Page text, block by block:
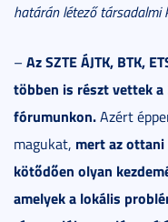
határán létező társadalmi
– Az SZTE ÁJTK, BTK,
többen is részt vettek
fórumunkon.Azért
magukat, mert az ottani
kötődően olyan
amelyek a lokális